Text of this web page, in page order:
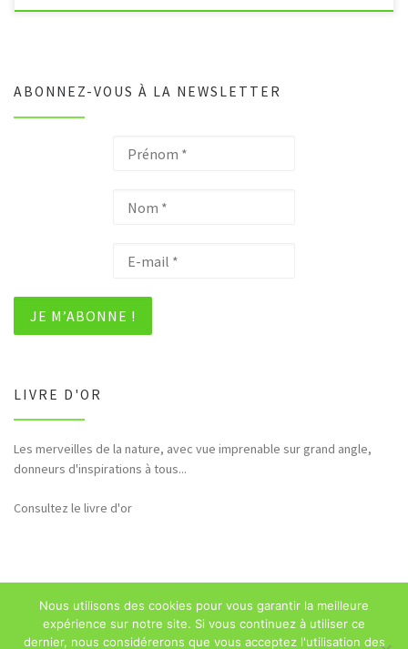
ABONNEZ-VOUS À LA NEWSLETTER
LIVRE D'OR
Les merveilles de la nature, avec vue imprenable sur grand angle,
donneurs d'inspirations à tous...
Consultez le livre d'or
© 2026 Sébastien Majerowicz – Mentions légales – Tous droits
réservés
Nous utilisons des cookies pour vous garantir la meilleure
expérience sur notre site. Si vous continuez à utiliser ce
dernier, nous considérerons que vous acceptez l'utilisation des